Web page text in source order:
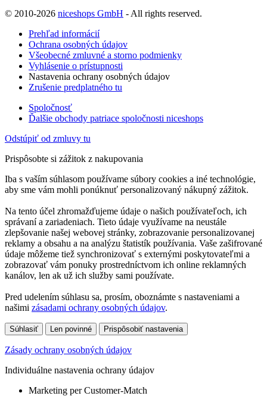
© 2010-2026 niceshops GmbH - All rights reserved.
Prehľad informácií
Ochrana osobných údajov
Všeobecné zmluvné a storno podmienky
Vyhlásenie o prístupnosti
Nastavenia ochrany osobných údajov
Zrušenie predplatného tu
Spoločnosť
Ďalšie obchody patriace spoločnosti niceshops
Odstúpiť od zmluvy tu
Prispôsobte si zážitok z nakupovania
Iba s vaším súhlasom používame súbory cookies a iné technológie,
aby sme vám mohli ponúknuť personalizovaný nákupný zážitok.
Na tento účel zhromažďujeme údaje o našich používateľoch, ich
správaní a zariadeniach. Tieto údaje využívame na neustále
zlepšovanie našej webovej stránky, zobrazovanie personalizovanej
reklamy a obsahu a na analýzu štatistík používania. Vaše zašifrované
údaje môžeme tiež synchronizovať s externými poskytovateľmi a
zobrazovať vám ponuky prostredníctvom ich online reklamných
kanálov, len ak už ich služby sami používate.
Pred udelením súhlasu sa, prosím, oboznámte s nastaveniami a
našimi zásadami ochrany osobných údajov.
Súhlasiť Len povinné Prispôsobiť nastavenia
Zásady ochrany osobných údajov
Individuálne nastavenia ochrany údajov
Marketing per Customer-Match